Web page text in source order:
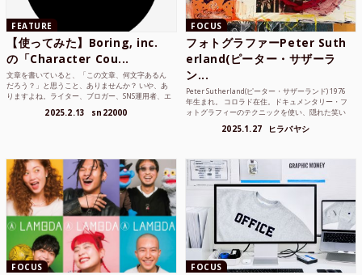
FEATURE
【使ってみた】Boring, inc.
の「Character Cou...
文章を書いていると、「この文章、何文字あるん
だろう？」と思うこと、ありませんか？ いや、あ
りますよね。ライター、ブロガー、SNS運用者、エ
は意外と多い。で...
2025.2.13 sn22000
FOCUS
フォトグラファーPeter Suth
erland(ピーター・サザーラ
ン...
Peter Sutherland(ピーター・サザーランド) 1976
年生まれ。 コロラド在住。ドキュメンタリー・フ
ォトグラフィーのテクニックを使い、隠れた笑い
2025.1.27 ヒラバヤシ
FOCUS FOCUS